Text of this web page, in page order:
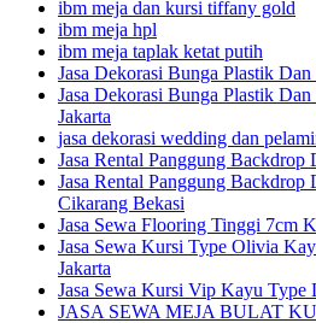
ibm meja dan kursi tiffany gold
ibm meja hpl
ibm meja taplak ketat putih
Jasa Dekorasi Bunga Plastik
Jasa Dekorasi Bunga Plastik
Jakarta
jasa dekorasi wedding dan
Jasa Rental Panggung Backdrop
Jasa Rental Panggung
Cikarang Bekasi
Jasa Sewa Flooring Tinggi 7cm
Jasa Sewa Kursi Type Olivia
Jakarta
Jasa Sewa Kursi Vip Kayu Type
JASA SEWA MEJA BULAT